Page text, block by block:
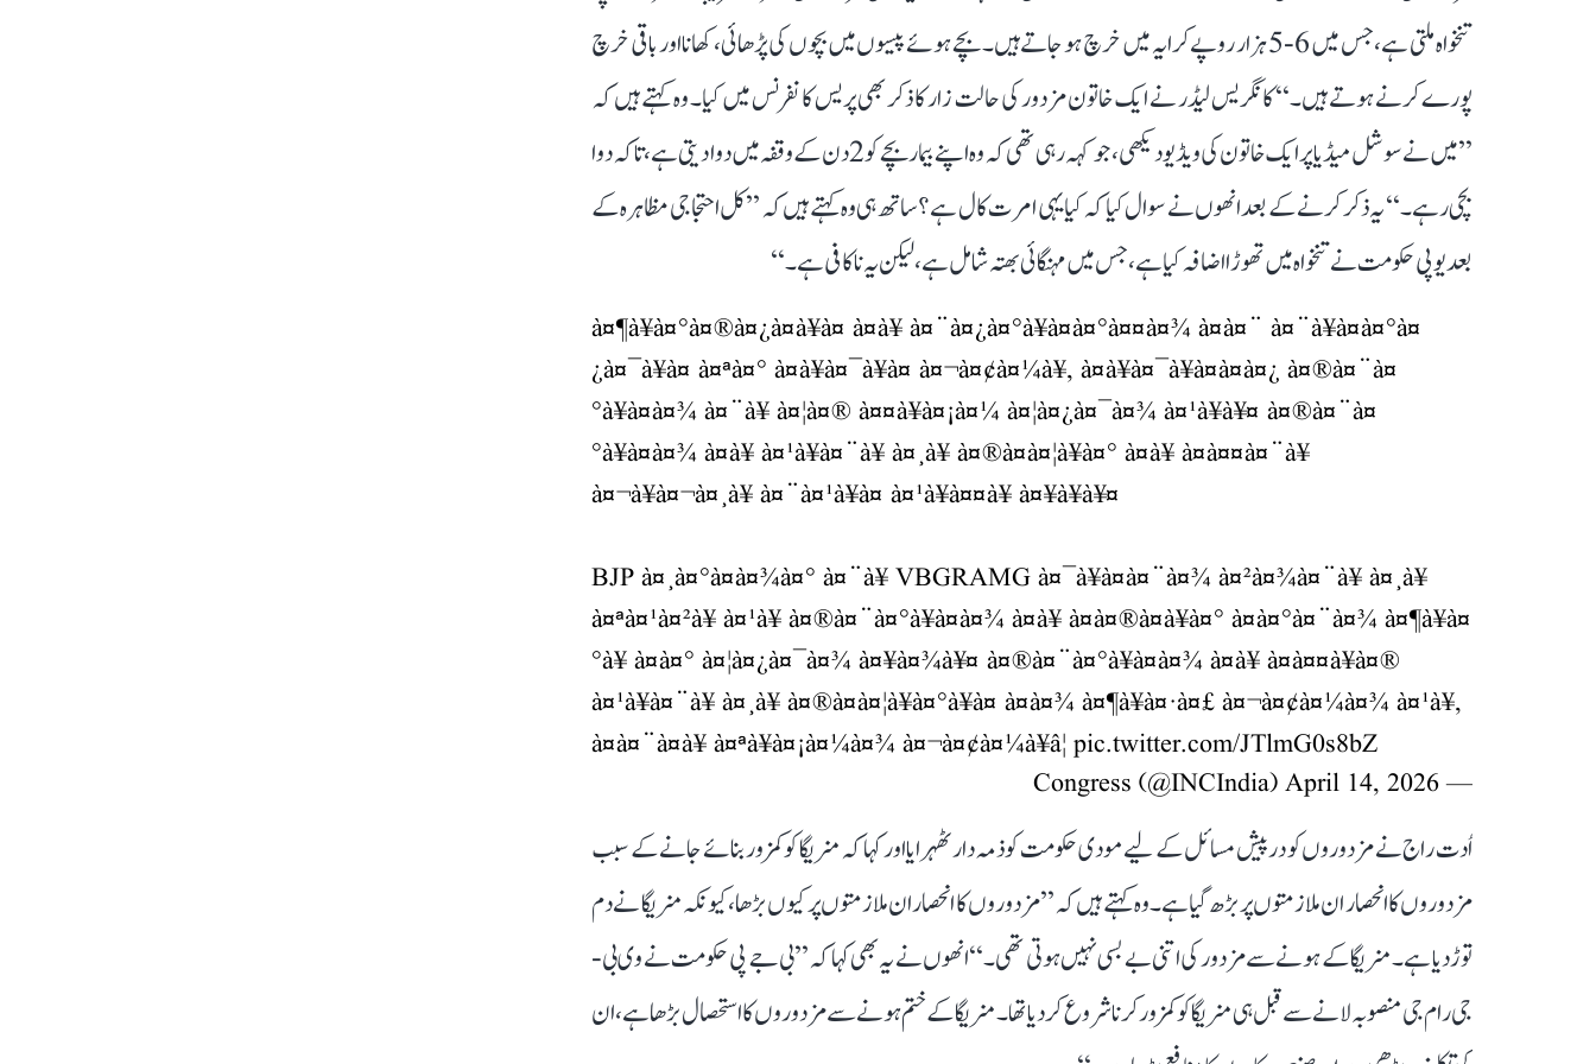
تنخواہ ملتی ہے، جس میں 6-5 ہزار روپے کرایہ میں خرچ ہو جاتے ہیں۔ بچے ہوئے پیسوں میں بچوں کی پڑھائی، کھانا اور باقی خرچ
پورے کرنے ہوتے ہیں۔‘‘ کانگریس لیڈر نے ایک خاتون مزدور کی حالت زار کا ذکر بھی پریس کانفرنس میں کیا۔ وہ کہتے ہیں کہ
’’میں نے سوشل میڈیا پر ایک خاتون کی ویڈیو دیکھی، جو کہہ رہی تھی کہ وہ اپنے بیمار بچے کو 2 دن کے وقفہ میں دوا دیتی ہے، تاکہ دوا
بچی رہے۔‘‘ یہ ذکر کرنے کے بعد انھوں نے سوال کیا کہ کیا یہی امرت کال ہے؟ ساتھ ہی وہ کہتے ہیں کہ ’’کل احتجاجی مظاہرہ کے
بعد یوپی حکومت نے تنخواہ میں تھوڑا اضافہ کیا ہے، جس میں مہنگائی بھتہ شامل ہے، لیکن یہ ناکافی ہے۔‘‘
à¤¶à¥à¤°à¤®à¤¿à¤à¥à¤ à¤à¥ à¤¨à¤¿à¤°à¥à¤­à¤°à¤¤à¤¾ à¤à¤¨ à¤¨à¥à¤à¤°à¤
¿à¤¯à¥à¤ à¤ªà¤° à¤à¥à¤¯à¥à¤ à¤¬à¤¢à¤¼à¥, à¤à¥à¤¯à¥à¤à¤à¤¿ à¤®à¤¨à¤
°à¥à¤à¤¾ à¤¨à¥ à¤¦à¤® à¤¤à¥à¤¡à¤¼ à¤¦à¤¿à¤¯à¤¾ à¤¹à¥à¥¤ à¤®à¤¨à¤
°à¥à¤à¤¾ à¤à¥ à¤¹à¥à¤¨à¥ à¤¸à¥ à¤®à¤à¤¦à¥à¤° à¤à¥ à¤à¤¤à¤¨à¥
à¤¬à¥à¤¬à¤¸à¥ à¤¨à¤¹à¥à¤ à¤¹à¥à¤¤à¥ à¤¥à¥à¥¤
BJP à¤¸à¤°à¤à¤¾à¤° à¤¨à¥ VBGRAMG à¤¯à¥à¤à¤¨à¤¾ à¤²à¤¾à¤¨à¥ à¤¸à¥
à¤ªà¤¹à¤²à¥ à¤¹à¥ à¤®à¤¨à¤°à¥à¤à¤¾ à¤à¥ à¤à¤®à¤à¥à¤° à¤à¤°à¤¨à¤¾ à¤¶à¥à¤
°à¥ à¤à¤° à¤¦à¤¿à¤¯à¤¾ à¤¥à¤¾à¥¤ à¤®à¤¨à¤°à¥à¤à¤¾ à¤à¥ à¤à¤¤à¥à¤®
à¤¹à¥à¤¨à¥ à¤¸à¥ à¤®à¤à¤¦à¥à¤°à¥à¤ à¤à¤¾ à¤¶à¥à¤·à¤£ à¤¬à¤¢à¤¼à¤¾ à¤¹à¥,
à¤à¤¨à¤à¥ à¤ªà¥à¤¡à¤¼à¤¾ à¤¬à¤¢à¤¼à¥â¦ pic.twitter.com/JTlmG0s8bZ
— Congress (@INCIndia)
April 14, 2026
اُدت راج نے مزدوروں کو درپیش مسائل کے لیے مودی حکومت کو ذمہ دار ٹھہرایا اور کہا کہ منریگا کو کمزور بنائے جانے کے سبب
مزدوروں کا انحصار ان ملازمتوں پر بڑھ گیا ہے۔ وہ کہتے ہیں کہ ’’مزدوروں کا انحصار ان ملازمتوں پر کیوں بڑھا، کیونکہ منریگا نے دم
توڑ دیا ہے۔ منریگا کے ہونے سے مزدور کی اتنی بے بسی نہیں ہوتی تھی۔‘‘ انھوں نے یہ بھی کہا کہ ’’بی جے پی حکومت نے وی بی-
جی رام جی منصوبہ لانے سے قبل ہی منریگا کو کمزور کرنا شروع کر دیا تھا۔ منریگا کے ختم ہونے سے مزدوروں کا استحصال بڑھا ہے، ان